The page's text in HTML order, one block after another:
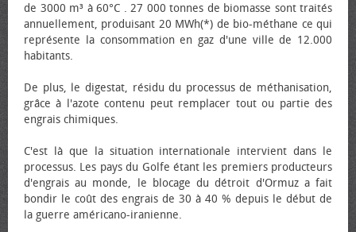
de 3000 m³ à 60°C . 27 000 tonnes de biomasse sont traités
annuellement, produisant 20 MWh(*) de bio-méthane ce qui
représente la consommation en gaz d'une ville de 12.000
habitants.
De plus, le digestat, résidu du processus de méthanisation,
grâce à l'azote contenu peut remplacer tout ou partie des
engrais chimiques.
C'est là que la situation internationale intervient dans le
processus. Les pays du Golfe étant les premiers producteurs
d'engrais au monde, le blocage du détroit d'Ormuz a fait
bondir le coût des engrais de 30 à 40 % depuis le début de
la guerre américano-iranienne.